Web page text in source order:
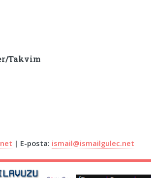
Takvim
| E-posta: ismail@ismailgulec.net